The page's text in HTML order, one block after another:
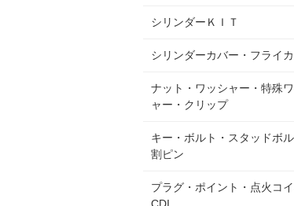
シリンダーＫＩＴ
シリンダーカバー・フライ
ナット・ワッシャー・特殊
ャー・クリップ
キー・ボルト・スタッドボル
割ピン
プラグ・ポイント・点火コイ